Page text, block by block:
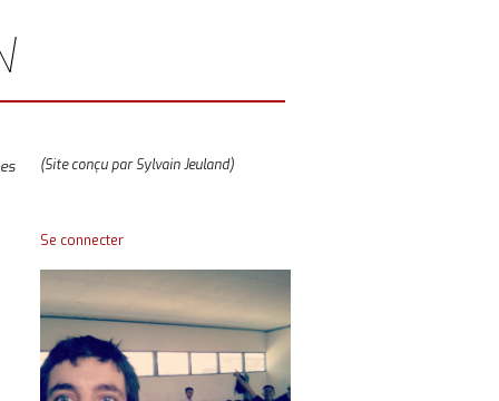
(Site conçu par Sylvain Jeuland)
Se connecter